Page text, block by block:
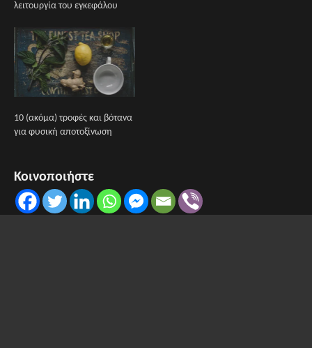
λειτουργία του εγκεφάλου
10 (ακόμα) τροφές και βότανα
για φυσική αποτοξίνωση
Κοινοποιήστε